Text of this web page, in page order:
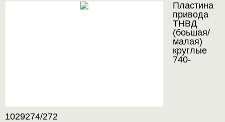
Пластина
привода
ТНВД
(боьшая/
малая)
круглые
740-
1029274/272